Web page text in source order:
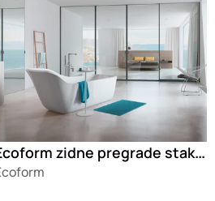
Ecoform zidne pregrade staklo-aluminijum